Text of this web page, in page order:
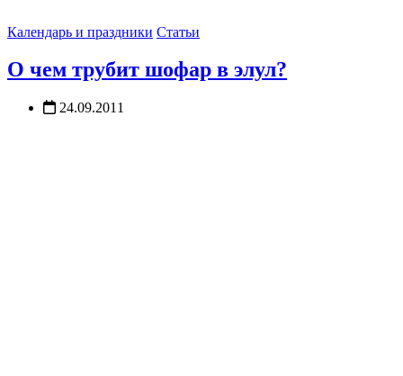
Календарь и праздники Статьи
О чем трубит шофар в элул?
24.09.2011